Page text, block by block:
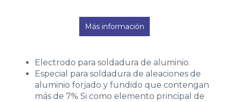
Electrodo para soldadura de aluminio.
Especial para soldadura de aleaciones de
aluminio forjado y fundido que contengan
más de 7% Si como elemento principal de
Más información